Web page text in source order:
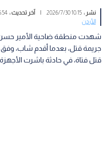
نشر :10:15 2026/7/30
| آخر تحديث :7/30
الأردن
شهدت منطقة ضاحية الأمير حسن
جريمة قتل، بعدما أقدم شاب، وفق
قتل فتاة، في حادثة باشرت